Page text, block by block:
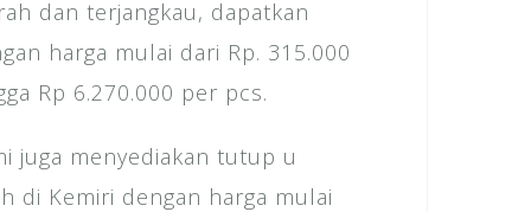
dan terjangkau, dapatkan
harga mulai dari Rp. 315.000
Rp 6.270.000 per pcs.
juga menyediakan tutup u
di Kemiri dengan harga mulai